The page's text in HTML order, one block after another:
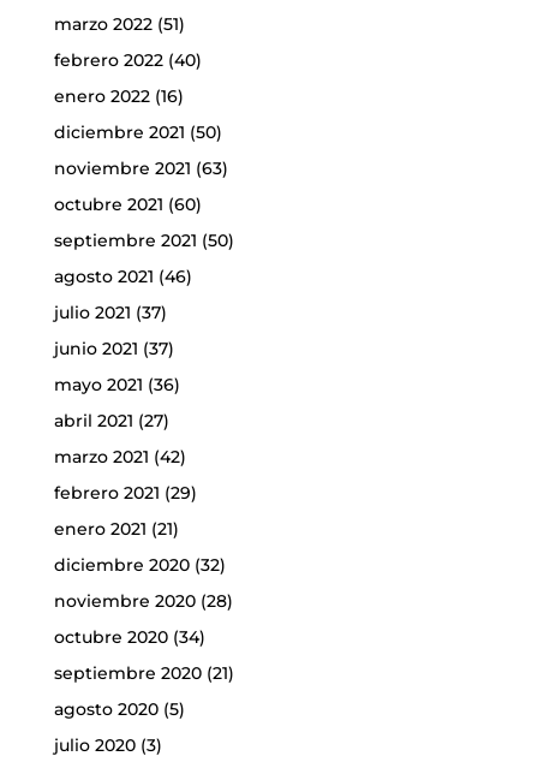
marzo 2022(51)
febrero 2022(40)
enero 2022(16)
diciembre 2021 (50)
noviembre 2021 (63)
octubre 2021 (60)
septiembre 2021 (50)
agosto 2021 (46)
julio 2021 (37)
junio 2021 (37)
mayo 2021 (36)
abril 2021 (27)
marzo 2021 (42)
febrero 2021 (29)
enero 2021 (21)
diciembre 2020(32)
noviembre 2020(28)
octubre 2020(34)
septiembre 2020(21)
agosto 2020(5)
julio 2020(3)